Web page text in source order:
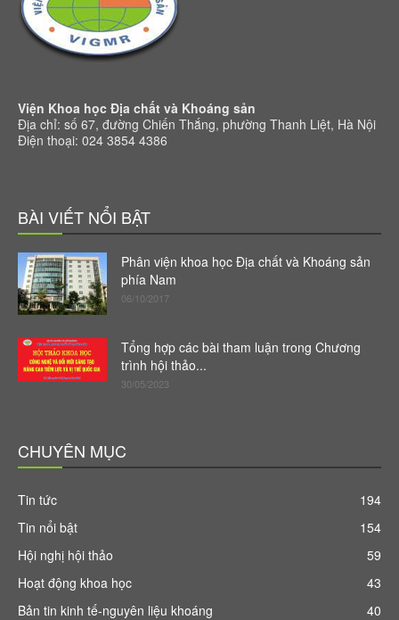
Viện Khoa học Địa chất và Khoáng sản
Địa chỉ: số 67, đường Chiến Thắng, phường Thanh Liệt, Hà Nội
Điện thoại: 024 3854 4386
BÀI VIẾT NỔI BẬT
Phân viện khoa học Địa chất và Khoáng sản
phía Nam
06/10/2017
Tổng hợp các bài tham luận trong Chương
trình hội thảo...
30/05/2023
CHUYÊN MỤC
Tin tức
194
Tin nổi bật
154
Hội nghị hội thảo
59
Hoạt động khoa học
43
Bản tin kinh tế-nguyên liệu khoáng
40